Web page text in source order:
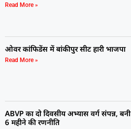
Read More »
ओवर कांफिडेंस में बांकीपुर सीट हारी भाजपा
Read More »
ABVP का दो दिवसीय अभ्यास वर्ग संपन्न, बनी
6 महीने की रणनीति